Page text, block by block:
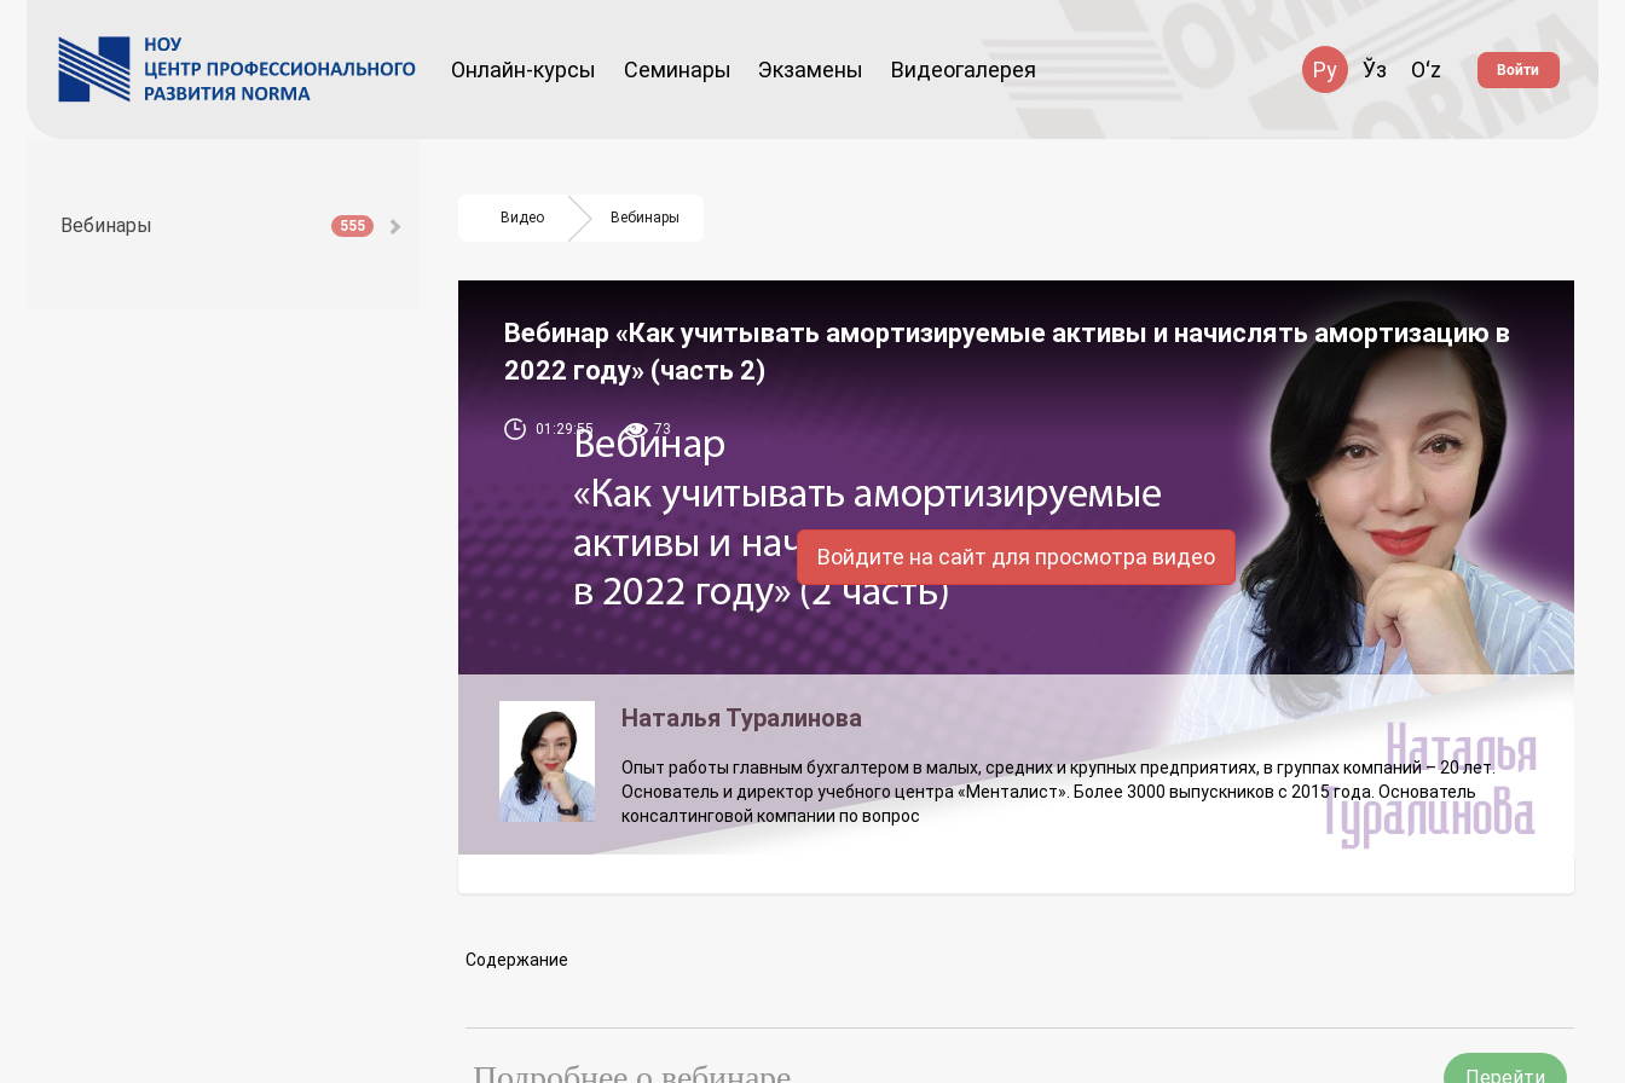
Онлайн-курсы Семинары Экзамены Видеогалерея Ру Ўз Oʻz Войти
Вебинары 555 Видео Вебинары
Вебинар «Как учитывать амортизируемые активы и начислять амортизацию в
2022 году» (часть 2)
01:29:55 73
Войдите на сайт для просмотра видео
Наталья Туралинова
Опыт работы главным бухгалтером в малых, средних и крупных предприятиях, в группах компаний – 20 лет.
Основатель и директор учебного центра «Менталист». Более 3000 выпускников с 2015 года. Основатель
консалтинговой компании по вопрос
Содержание
Перейти